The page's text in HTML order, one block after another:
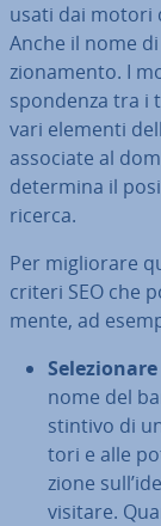
usati dai motori
Anche il nome
zio­na­men­to. I
spon­den­za tra i
vari elementi
associate al
determina il
ricerca.
Per mi­glio­ra­re
criteri SEO che
men­te, ad
nome del
stin­ti­vo di
to­ri e alle
zio­ne
visitare.